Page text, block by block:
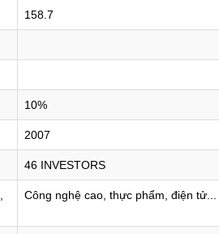
158.7
10%
2007
46 INVESTORS
Công nghệ cao, thực phẩm, điện tử...